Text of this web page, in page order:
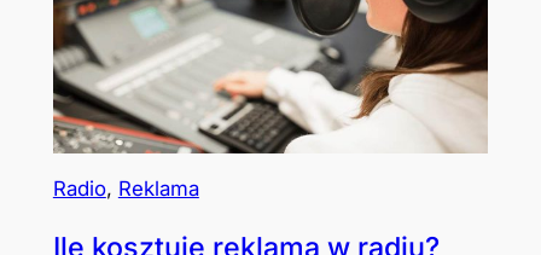
Radio, Reklama
Ile kosztuje reklama w radiu?